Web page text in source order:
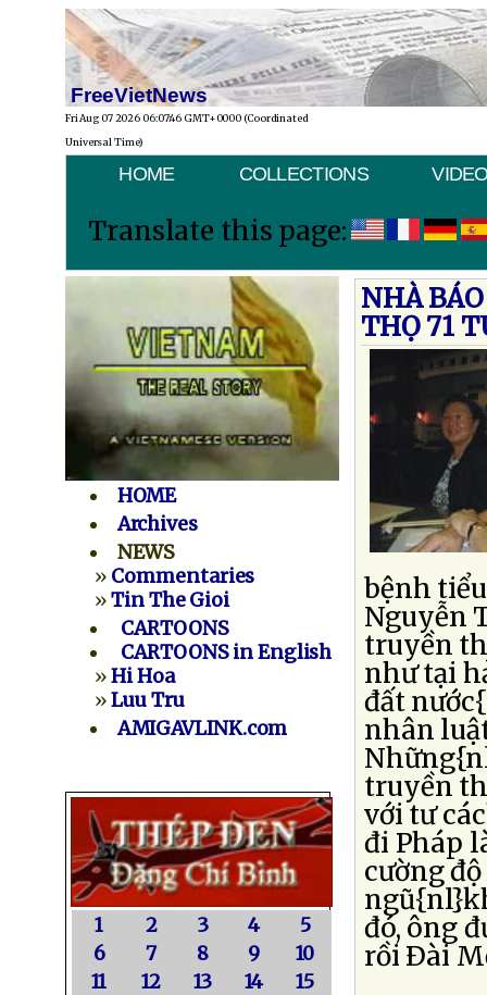
FreeVietNews
Fri Aug 07 2026 06:07:46 GMT+0000 (Coordinated
Universal Time)
HOME COLLECTIONS
Translate this page:
HOME
Archives
NEWS
» Commentaries
»Tin The Gioi
CARTOONS
CARTOONS in English
»Hi Hoa
»Luu Tru
AMIGAVLINK.com
1 2 3 4
5
6
7 8 9
10
11
12 13 14
15
NHÀ
THỌ 71
bệnh
Nguyễn
truyền
như tại
đất
nhân
truyền
với tư
đi Pháp
cường
đó, ông
rồi Ðài